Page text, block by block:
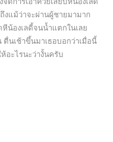
งแม้ว่าจะผ่านผู้ชายมามาก
น้องเลดี้จนน้ำแตกในเลย
นเช้าขึ้นมาเธอบอกว่าเมื่อนี้
อะไรนะว่างั้นครับ